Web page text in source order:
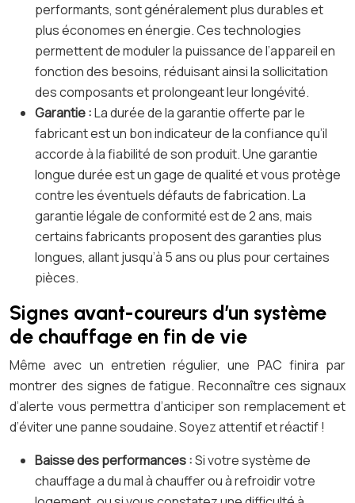
performants, sont généralement plus durables et
plus économes en énergie. Ces technologies
permettent de moduler la puissance de l’appareil en
fonction des besoins, réduisant ainsi la sollicitation
des composants et prolongeant leur longévité.
Garantie :La durée de la garantie offerte par le
fabricant est un bon indicateur de la confiance qu’il
accorde à la fiabilité de son produit. Une garantie
longue durée est un gage de qualité et vous protège
contre les éventuels défauts de fabrication. La
garantie légale de conformité est de 2 ans, mais
certains fabricants proposent des garanties plus
longues, allant jusqu’à 5 ans ou plus pour certaines
pièces.
Signes avant-coureurs d’un système
de chauffage en fin de vie
Même avec un entretien régulier, une PAC finira par
montrer des signes de fatigue. Reconnaître ces signaux
d’alerte vous permettra d’anticiper son remplacement et
d’éviter une panne soudaine. Soyez attentif et réactif !
Baisse des performances :Si votre système de
chauffage a du mal à chauffer ou à refroidir votre